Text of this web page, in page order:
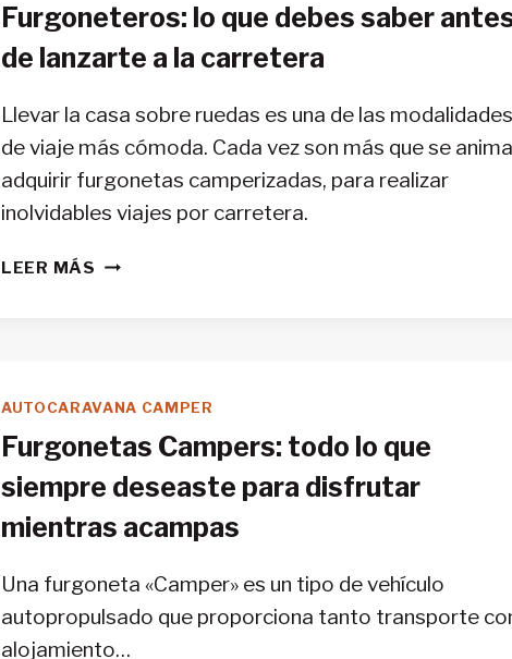
Furgoneteros: lo que debes saber
de lanzarte a la carretera
Llevar la casa sobre ruedas es una de las modalidades
de viaje más cómoda. Cada vez son más que se
adquirir furgonetas camperizadas, para realizar
inolvidables viajes por carretera.
LEER MÁS FURGONETEROS:
DE
LANZARTE
LA
CARRETERA
AUTOCARAVANA CAMPER
Furgonetas Campers: todo lo que
siempre deseaste para disfrutar
mientras acampas
Una furgoneta «Camper» es un tipo de vehículo
autopropulsado que proporciona tanto transporte
alojamiento…